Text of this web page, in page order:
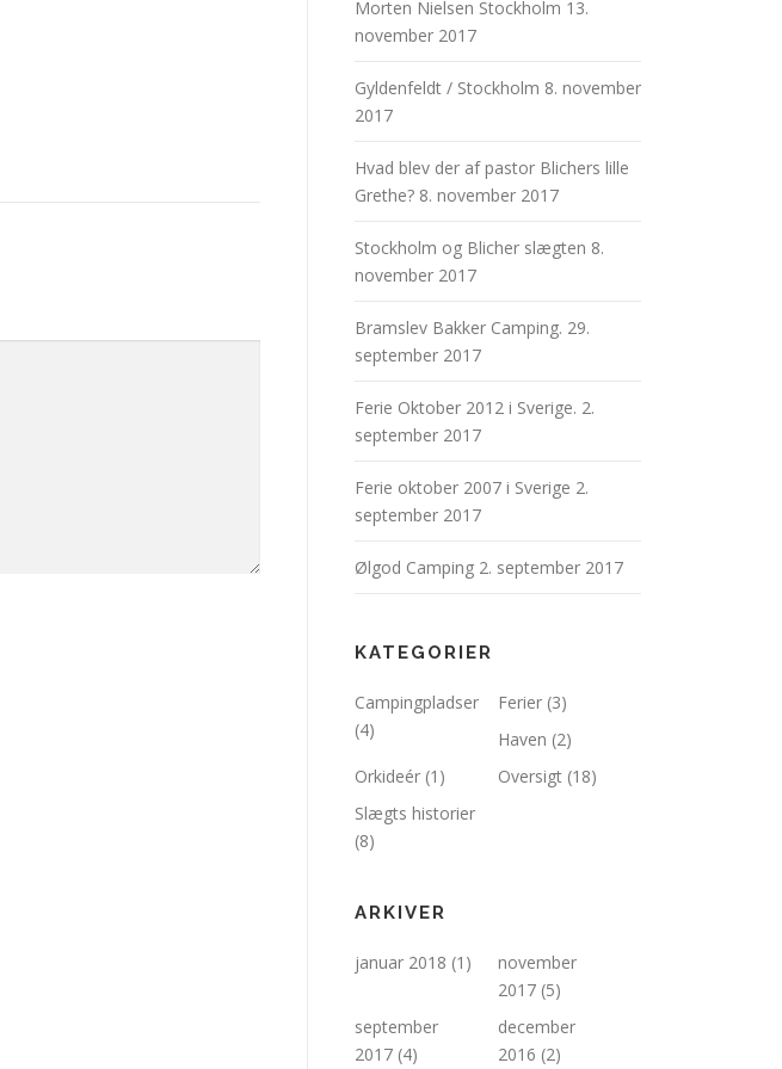
Morten Nielsen Stockholm 13.
november 2017
Gyldenfeldt / Stockholm 8. november
2017
Hvad blev der af pastor Blichers lille
Grethe? 8. november 2017
Stockholm og Blicher slægten 8.
november 2017
Bramslev Bakker Camping. 29.
september 2017
Ferie Oktober 2012 i Sverige. 2.
september 2017
Ferie oktober 2007 i Sverige 2.
september 2017
Ølgod Camping 2. september 2017
KATEGORIER
Campingpladser
(4)
Ferier (3)
Haven (2)
Orkideér (1) Oversigt (18)
Slægts historier
(8)
ARKIVER
januar 2018 (1)
november
2017 (5)
september
2017 (4)
december
2016 (2)